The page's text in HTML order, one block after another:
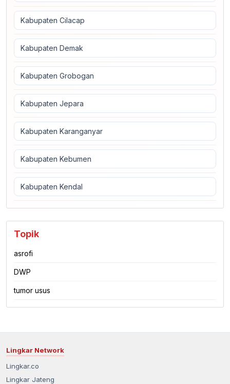
Kabupaten Cilacap
Kabupaten Demak
Kabupaten Grobogan
Kabupaten Jepara
Kabupaten Karanganyar
Kabupaten Kebumen
Kabupaten Kendal
Topik
asrofi
DWP
tumor usus
Lingkar Network
Lingkar.co
Lingkar Jateng